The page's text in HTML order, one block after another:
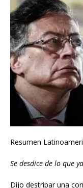
Resumen
Se desdice de lo que
Dijo destripar una